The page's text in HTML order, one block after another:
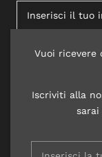
Vuoi ricevere
Iscriviti alla
sarai
ISCRIVITI